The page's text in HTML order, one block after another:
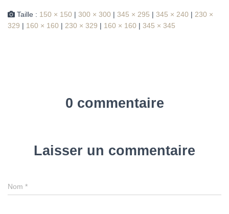
Taille : 150 × 150 | 300 × 300 | 345 × 295 | 345 × 240 | 230 ×
329 | 160 × 160 | 230 × 329 | 160 × 160 | 345 × 345
0 commentaire
Laisser un commentaire
Nom *